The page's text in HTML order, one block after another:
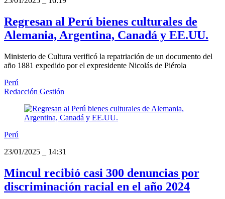
Regresan al Perú bienes culturales de
Alemania, Argentina, Canadá y EE.UU.
Ministerio de Cultura verificó la repatriación de un documento del
año 1881 expedido por el expresidente Nicolás de Piérola
Perú
Redacción Gestión
Perú
23/01/2025
14:31
Mincul recibió casi 300 denuncias por
discriminación racial en el año 2024